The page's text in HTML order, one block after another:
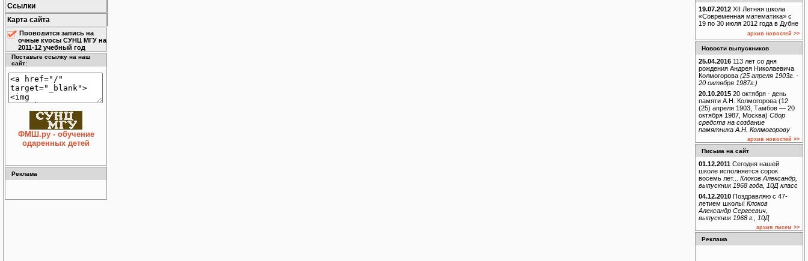
Ссылки
Карта сайта
Проводится запись на
очные курсы СУНЦ МГУ на
2011-12 учебный год
Поставьте ссылку на наш
сайт:
ФМШ.ру - обучение
одаренных детей
Реклама
19.07.2012 XII Летняя школа
«Современная математика» с
19 по 30 июля 2012 года в Дубне
архив новостей >>
Новости выпускников
25.04.2016 113 лет со дня
рождения Андрея Николаевича
Колмогорова (25 апреля 1903г. -
20 октября 1987г.)
20.10.2015 20 октября - день
памяти А.Н. Колмогорова (12
(25) апреля 1903, Тамбов — 20
октября 1987, Москва) Сбор
средств на создание
памятника А.Н. Колмогорову
архив новостей >>
Письма на сайт
01.12.2011 Сегодня нашей
школе исполняется сорок
восемь лет... Клоков Александр,
выпускник 1968 года, 10Д класс
04.12.2010 Поздравляю с 47-
летием школы! Клоков
Александр Сергеевич,
выпускник 1968 г., 10Д
архив писем >>
Реклама